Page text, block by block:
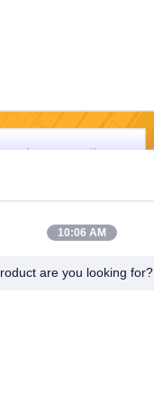
10:06 AM
are you looking for?